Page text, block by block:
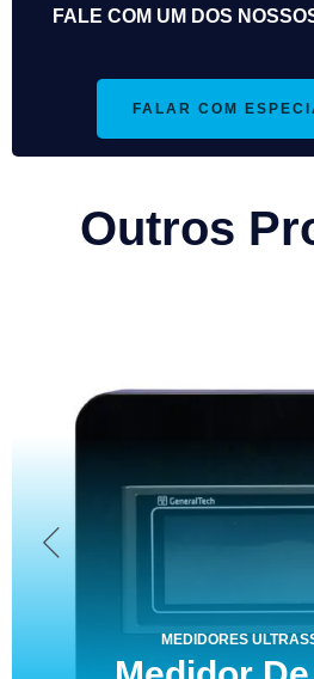
FALE COM UM DOS
FALAR COM
Outros
MEDIDORES